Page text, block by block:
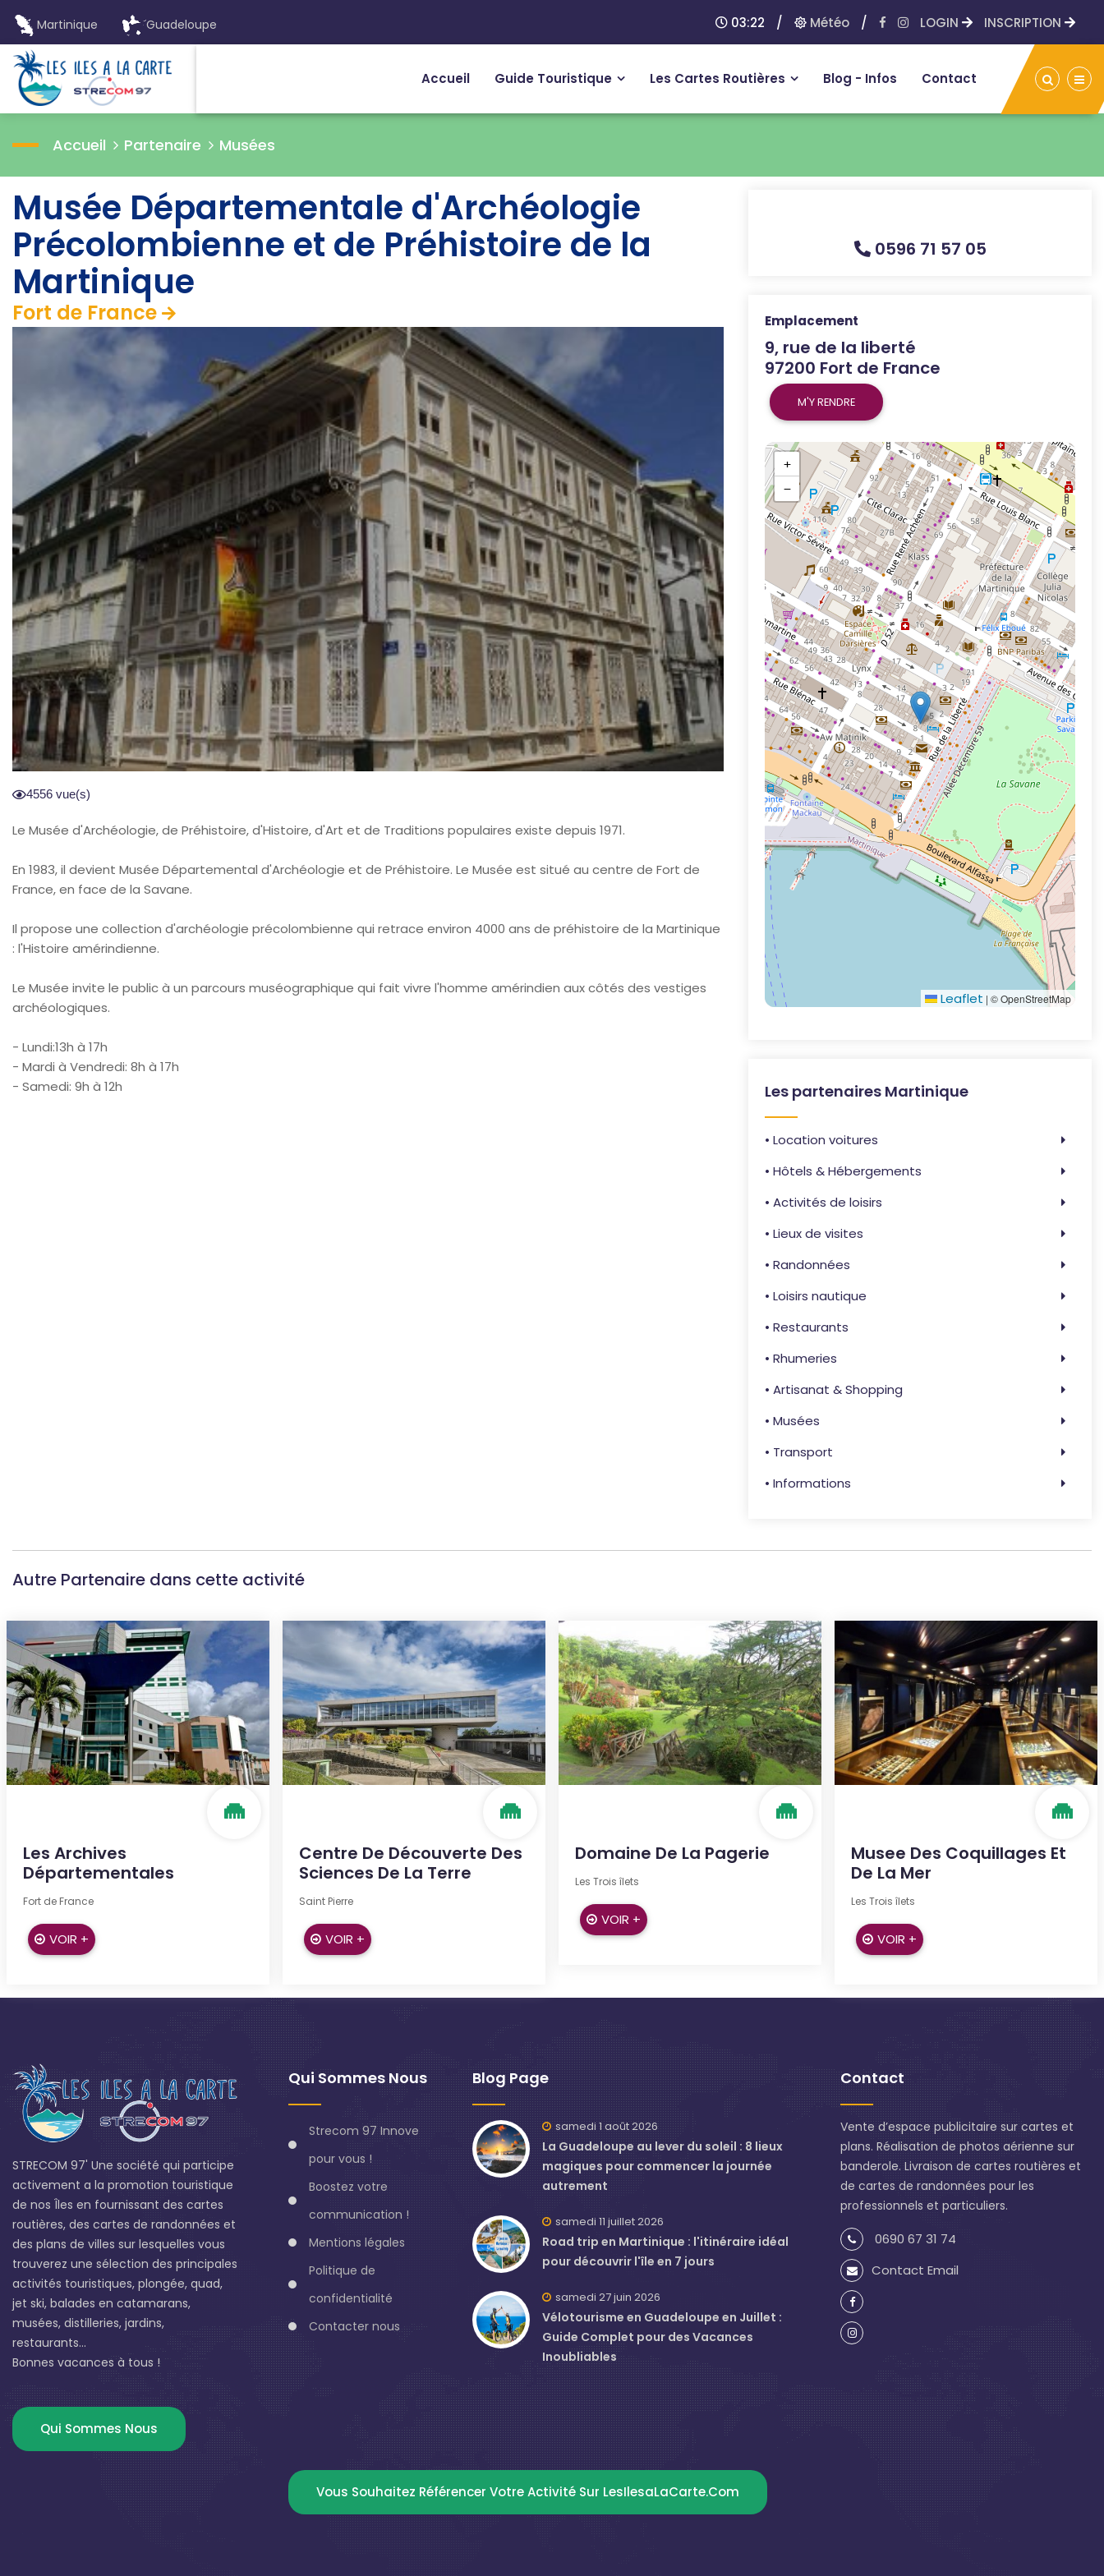
Martinique Guadeloupe 03:22 / Météo / LOGIN INSCRIPTION
Accueil Guide Touristique Les Cartes Routières Blog - Infos Contact
Accueil Partenaire Musées
Musée Départementale d'Archéologie
Précolombienne et de Préhistoire de la
Martinique
Fort de France
4556 vue(s)
Le Musée d'Archéologie, de Préhistoire, d'Histoire, d'Art et de Traditions populaires existe depuis 1971.
En 1983, il devient Musée Départemental d'Archéologie et de Préhistoire. Le Musée est situé au centre de Fort de
France, en face de la Savane.
Il propose une collection d'archéologie précolombienne qui retrace environ 4000 ans de préhistoire de la Martinique
: l'Histoire amérindienne.
Le Musée invite le public à un parcours muséographique qui fait vivre l'homme amérindien aux côtés des vestiges
archéologiques.
- Lundi:13h à 17h
- Mardi à Vendredi: 8h à 17h
- Samedi: 9h à 12h
0596 71 57 05
Emplacement
9, rue de la liberté
97200 Fort de France
M'Y RENDRE
+
−
Leaflet | © OpenStreetMap
Les partenaires Martinique
• Location voitures
• Hôtels & Hébergements
• Activités de loisirs
• Lieux de visites
• Randonnées
• Loisirs nautique
• Restaurants
• Rhumeries
• Artisanat & Shopping
• Musées
• Transport
• Informations
Autre Partenaire dans cette activité
Les Archives
Départementales
Fort de France
VOIR +
Centre De Découverte Des
Sciences De La Terre
Saint Pierre
VOIR +
Domaine De La Pagerie
Les Trois îlets
VOIR +
Musee Des Coquillages Et
De La Mer
Les Trois îlets
VOIR +
STRECOM 97' Une société qui participe
activement a la promotion touristique
de nos Îles en fournissant des cartes
routières, des cartes de randonnées et
des plans de villes sur lesquelles vous
trouverez une sélection des principales
activités touristiques, plongée, quad,
jet ski, balades en catamarans,
musées, distilleries, jardins,
restaurants...
Bonnes vacances à tous !
Qui Sommes Nous
Qui Sommes Nous
Strecom 97 Innove
pour vous !
Boostez votre
communication !
Mentions légales
Politique de
confidentialité
Contacter nous
Blog Page
samedi 1 août 2026
La Guadeloupe au lever du soleil : 8 lieux
magiques pour commencer la journée
autrement
samedi 11 juillet 2026
Road trip en Martinique : l'itinéraire idéal
pour découvrir l'île en 7 jours
samedi 27 juin 2026
Vélotourisme en Guadeloupe en Juillet :
Guide Complet pour des Vacances
Inoubliables
Contact
Vente d’espace publicitaire sur cartes et
plans. Réalisation de photos aérienne sur
banderole. Livraison de cartes routières et
de cartes de randonnées pour les
professionnels et particuliers.
0690 67 31 74
Contact Email
Vous Souhaitez Référencer Votre Activité Sur LesIlesaLaCarte.com